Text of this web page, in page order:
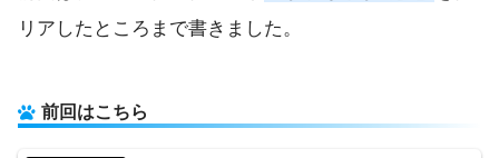
リアしたところまで書きました。
前回はこちら